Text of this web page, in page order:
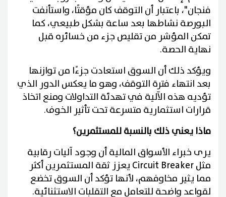
فنجان"، باعتبار أن التوقف كان مؤقتًا، واستأنفت
البورصة نشاطها بعد ساعة بشكل طبيعي، كما
تمكن المؤشر من تقليص جزء من خسائره قبل
نهاية الحصة.
ويؤكد ذلك أن السوق استعادت جزءًا من توازنها
بعد انتهاء فترة التوقف، وهو ما يعكس الدور الذي
تؤديه هذه الآلية في تهدئة التداولات ومنع اتخاذ
قرارات استثمارية متسرعة تحت تأثير الخوف.
ماذا يعني ذلك بالنسبة للمستثمرين؟
يرى خبراء الأسواق المالية أن وجود آليات رقابية
مثل Circuit Breaker يعزز ثقة المستثمرين أكثر
مما يثير مخاوفهم، لأنها تؤكد أن السوق تخضع
لقواعد واضحة للتعامل مع التقلبات الاستثنائية.